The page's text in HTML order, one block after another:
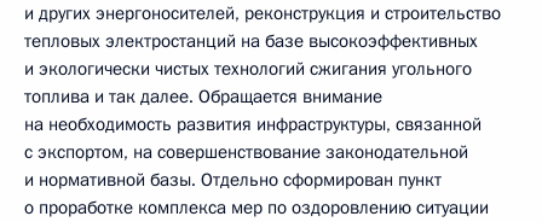
и других энергоносителей, реконструкция и строительство
тепловых электростанций на базе высокоэффективных
и экологически чистых технологий сжигания угольного
топлива и так далее. Обращается внимание
на необходимость развития инфраструктуры, связанной
с экспортом, на совершенствование законодательной
и нормативной базы. Отдельно сформирован пункт
о проработке комплекса мер по оздоровлению ситуации